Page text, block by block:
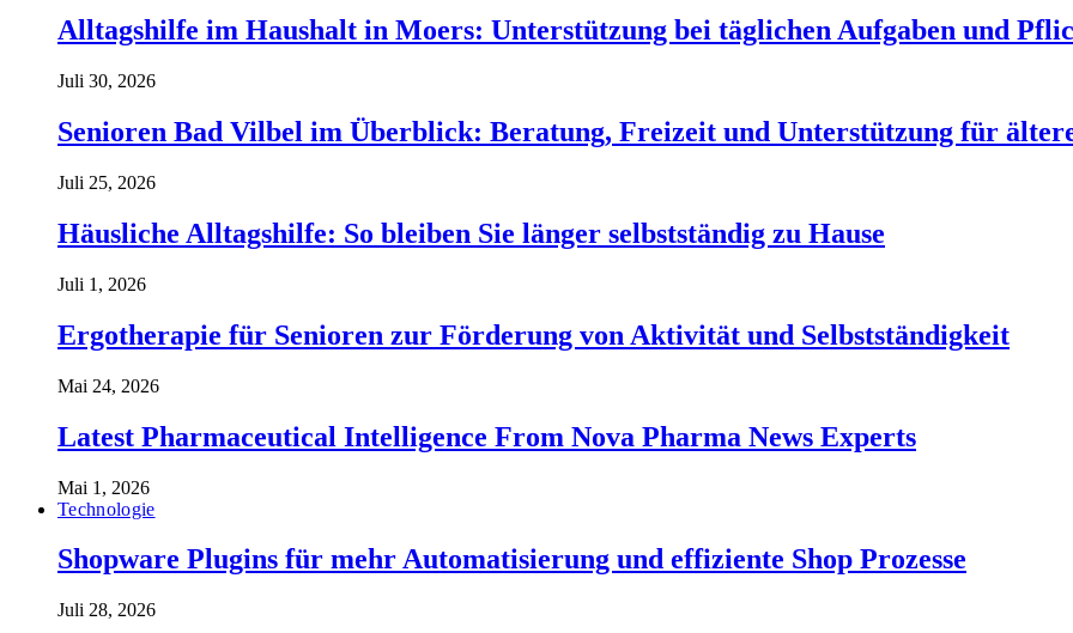
Alltagshilfe im Haushalt in Moers: Unterstützung bei täglichen Aufgaben und
Juli 30, 2026
Senioren Bad Vilbel im Überblick: Beratung, Freizeit und Unterstützung für
Juli 25, 2026
Häusliche Alltagshilfe: So bleiben Sie länger selbstständig zu Hause
Juli 1, 2026
Ergotherapie für Senioren zur Förderung von Aktivität und Selbstständigkeit
Mai 24, 2026
Latest Pharmaceutical Intelligence From Nova Pharma News Experts
Mai 1, 2026
Technologie
Shopware Plugins für mehr Automatisierung und effiziente Shop Prozesse
Juli 28, 2026